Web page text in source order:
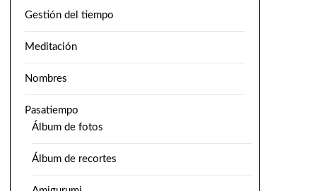
Gestión del tiempo
Meditación
Nombres
Pasatiempo
Álbum de fotos
Álbum de recortes